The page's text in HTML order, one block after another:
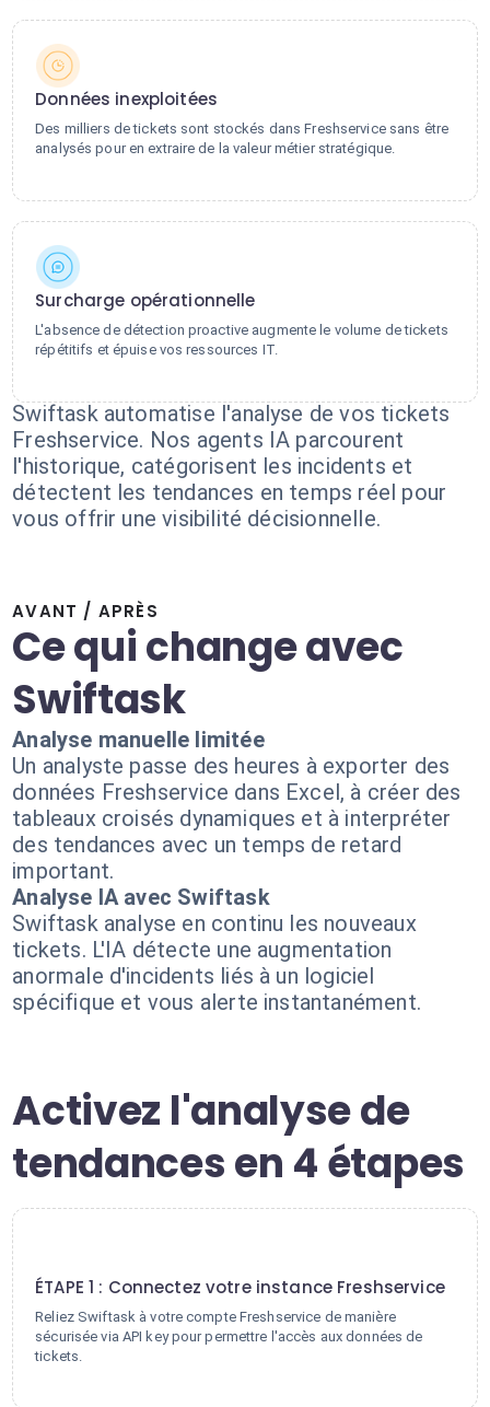
Données inexploitées
Des milliers de tickets sont stockés dans Freshservice sans être
analysés pour en extraire de la valeur métier stratégique.
Surcharge opérationnelle
L'absence de détection proactive augmente le volume de tickets
répétitifs et épuise vos ressources IT.
Swiftask automatise l'analyse de vos tickets
Freshservice. Nos agents IA parcourent
l'historique, catégorisent les incidents et
détectent les tendances en temps réel pour
vous offrir une visibilité décisionnelle.
AVANT / APRÈS
Ce qui change avec
Swiftask
Analyse manuelle limitée
Un analyste passe des heures à exporter des
données Freshservice dans Excel, à créer des
tableaux croisés dynamiques et à interpréter
des tendances avec un temps de retard
important.
Analyse IA avec Swiftask
Swiftask analyse en continu les nouveaux
tickets. L'IA détecte une augmentation
anormale d'incidents liés à un logiciel
spécifique et vous alerte instantanément.
Activez l'analyse de
tendances en 4 étapes
ÉTAPE 1 : Connectez votre instance Freshservice
Reliez Swiftask à votre compte Freshservice de manière
sécurisée via API key pour permettre l'accès aux données de
tickets.